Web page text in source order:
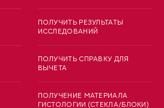
ПОЛУЧИТЬ РЕЗУЛЬТАТЫ
ИССЛЕДОВАНИЙ
ПОЛУЧИТЬ СПРАВКУ ДЛЯ
ВЫЧЕТА
ПОЛУЧЕНИЕ МАТЕРИАЛА
ГИСТОЛОГИИ (СТЕКЛА/БЛОКИ)